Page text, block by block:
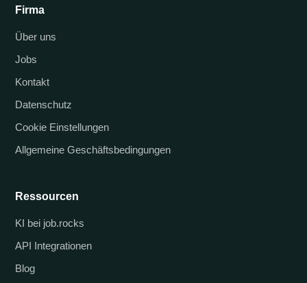
Firma
Über uns
Jobs
Kontakt
Datenschutz
Cookie Einstellungen
Allgemeine Geschäftsbedingungen
Ressourcen
KI bei job.rocks
API Integrationen
Blog